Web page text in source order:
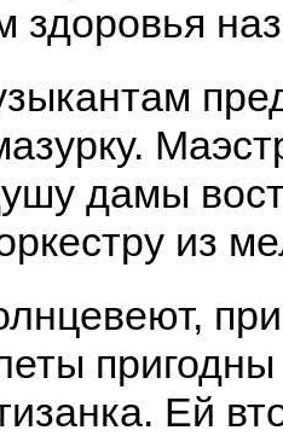
здоровья
дамы
из
Ей